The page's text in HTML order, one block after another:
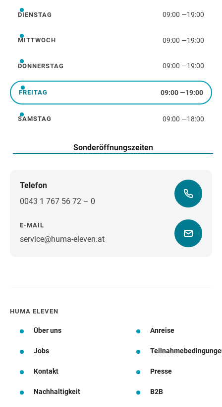
Dienstag
DIENSTAG 09:00 —19:00
Mittwoch
MITTWOCH 09:00 —19:00
Donnerstag
DONNERSTAG 09:00 —19:00
Freitag
FREITAG 09:00—19:00
Samstag
SAMSTAG 09:00 —18:00
Sonderöffnungszeiten
Telefon
0043 1 767 56 72 – 0
E-MAIL
service@huma-eleven.atWegbeschreibung
HUMA ELEVEN
Über uns Anreise
Jobs
Kontakt Presse
Nachhaltigkeit B2B